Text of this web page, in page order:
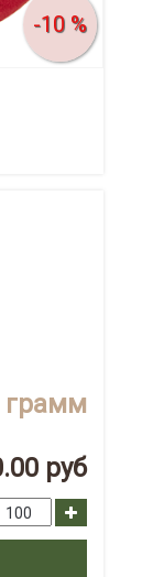
-10 %
грамм
руб